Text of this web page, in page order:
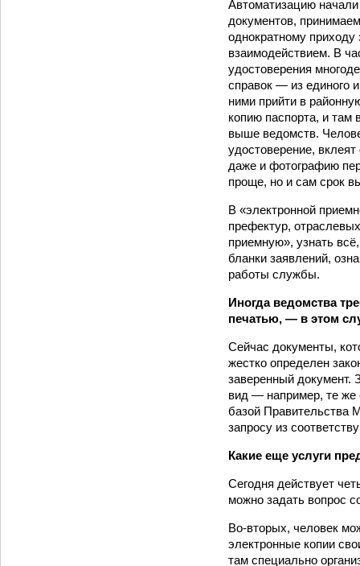
Автоматизацию начали
документов,
однократному
взаимодействием. В
удостоверения
справок — из единого
ними прийти в
копию паспорта, и там
выше ведомств.
удостоверение,
даже и фотографию
проще, но и сам срок
В «электронной
префектур,
приемную», узнать
бланки заявлений,
работы службы.
Иногда ведомства
печатью, — в этом
Сейчас документы,
жест­ко определен
заверенный документ.
вид — например, те же
базой Правительства
запросу из
Какие еще услуги
Сегодня действует
можно задать вопрос
Во-вторых, человек
электронные копии
там специально